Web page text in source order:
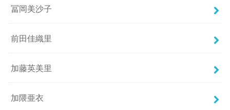
冨岡美沙子
前田佳織里
加藤英美里
加隈亜衣